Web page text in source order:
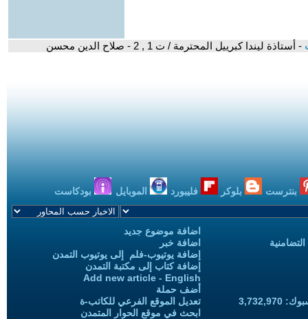
- أستاذة ليندا كبرييل المحترمة / ت 1 , 2 - صلاح الدين محسن
بنترست بلوكر فليبورد الموبايل بودكاست
اضافة موضوع جديد
اضافة خبر
إضافة يوتيوب-فلم إلى يوتيوب التمدن
إضافة كتاب إلى مكتبة التمدن
Add new article - English
أضف حملة
تعديل الموقع الفرعي للكاتب-ة
ابحث في موقع الحوار المتمدن